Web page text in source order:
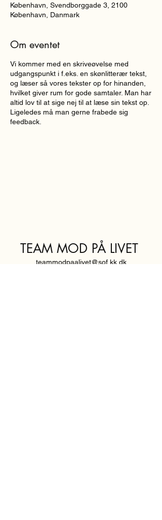
København, Svendborggade 3, 2100
København, Danmark
Om eventet
Vi kommer med en skriveøvelse med
udgangspunkt i f.eks. en skønlitterær tekst,
og læser så vores tekster op for hinanden,
hvilket giver rum for gode samtaler. Man har
altid lov til at sige nej til at læse sin tekst op.
Ligeledes må man gerne frabede sig
feedback.
TEAM MOD PÅ LIVET
teammodpaalivet@sof.kk.dk